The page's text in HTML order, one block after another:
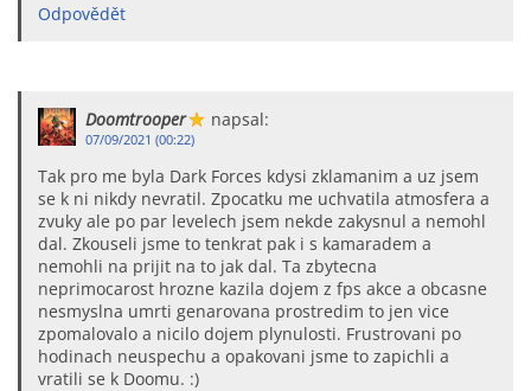
Odpovědět
Doomtrooper napsal:
07/09/2021 (00:22)
Tak pro me byla Dark Forces kdysi zklamanim a uz jsem
se k ni nikdy nevratil. Zpocatku me uchvatila atmosfera a
zvuky ale po par levelech jsem nekde zakysnul a nemohl
dal. Zkouseli jsme to tenkrat pak i s kamaradem a
nemohli na prijit na to jak dal. Ta zbytecna
neprimocarost hrozne kazila dojem z fps akce a obcasne
nesmyslna umrti genarovana prostredim to jen vice
zpomalovalo a nicilo dojem plynulosti. Frustrovani po
hodinach neuspechu a opakovani jsme to zapichli a
vratili se k Doomu. :)